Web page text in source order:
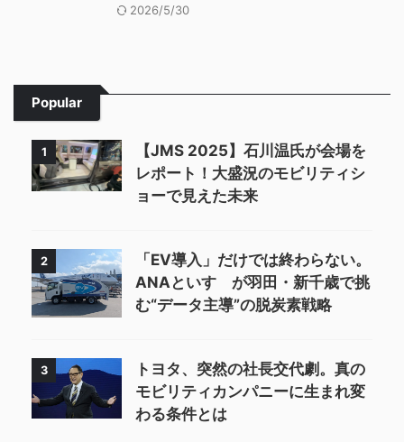
2026/5/30
Popular
1
【JMS 2025】石川温氏が会場を
レポート！大盛況のモビリティシ
ョーで見えた未来
2
「EV導入」だけでは終わらない。
ANAといすゞが羽田・新千歳で挑
む“データ主導”の脱炭素戦略
3
トヨタ、突然の社長交代劇。真の
モビリティカンパニーに生まれ変
わる条件とは